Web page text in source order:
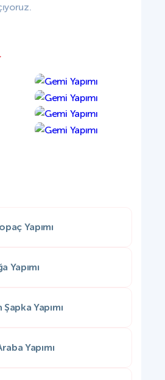
Yapımı
Yapımı
Yapımı
Yapımı